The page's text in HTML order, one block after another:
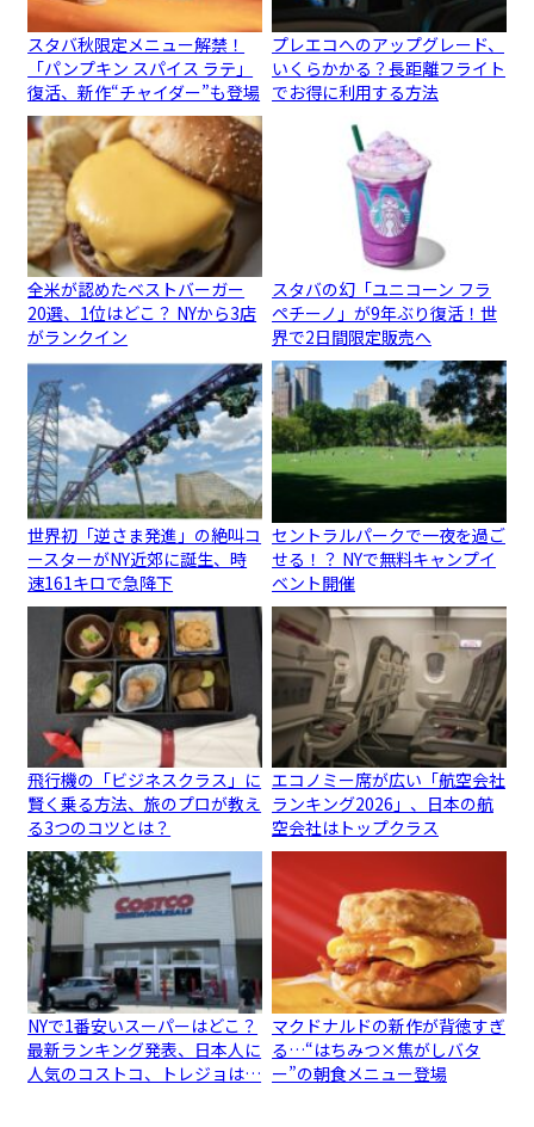
スタバ秋限定メニュー解禁！
「パンプキン スパイス ラテ」
復活、新作“チャイダー”も登場
プレエコへのアップグレード、
いくらかかる？長距離フライト
でお得に利用する方法
全米が認めたベストバーガー
20選、1位はどこ？ NYから3店
がランクイン
スタバの幻「ユニコーン フラ
ペチーノ」が9年ぶり復活！世
界で2日間限定販売へ
世界初「逆さま発進」の絶叫コ
ースターがNY近郊に誕生、時
速161キロで急降下
セントラルパークで一夜を過ご
せる！？ NYで無料キャンプイ
ベント開催
飛行機の「ビジネスクラス」に
賢く乗る方法、旅のプロが教え
る3つのコツとは？
エコノミー席が広い「航空会社
ランキング2026」、日本の航
空会社はトップクラス
NYで1番安いスーパーはどこ？
最新ランキング発表、日本人に
人気のコストコ、トレジョは…
マクドナルドの新作が背徳すぎ
る…“はちみつ×焦がしバタ
ー”の朝食メニュー登場